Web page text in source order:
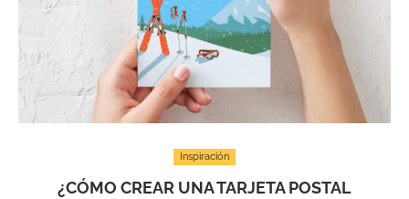
Inspiración
¿CÓMO CREAR UNA TARJETA POSTAL